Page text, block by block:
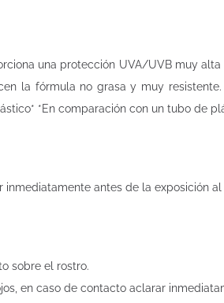
una protección UVA/UVB muy
la fórmula no grasa y muy
*En comparación con un tubo de
inmediatamente antes de la exposición
sobre el rostro.
en caso de contacto aclarar